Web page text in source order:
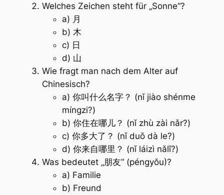
Welches Zeichen steht für „Sonne“?
a) 月
b) 木
c) 日
d) 山
Wie fragt man nach dem Alter auf
Chinesisch?
a) 你叫什么名字？ (nǐ jiào shénme
míngzi?)
b) 你住在哪儿？ (nǐ zhù zài nǎr?)
c) 你多大了？ (nǐ duō dà le?)
d) 你来自哪里？ (nǐ láizì nǎlǐ?)
Was bedeutet „朋友“ (péngyǒu)?
a) Familie
b) Freund